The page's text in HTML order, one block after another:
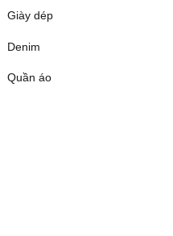
Giày dép
Denim
Quần áo